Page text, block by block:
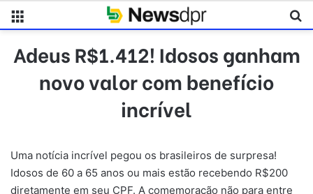
Adeus R$1.412! Idosos ganham
novo valor com benefício
incrível
Uma notícia incrível pegou os brasileiros de surpresa!
Idosos de 60 a 65 anos ou mais estão recebendo R$200
diretamente em seu CPF. A comemoração não para entre